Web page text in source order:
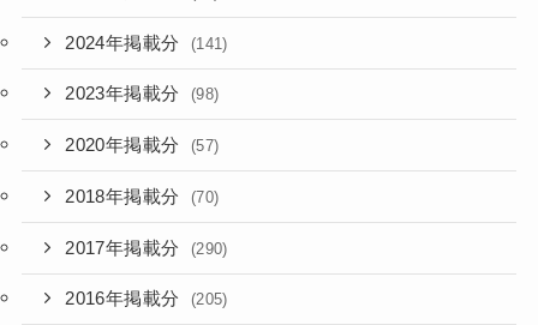
2024年掲載分 (141)
2023年掲載分 (98)
2020年掲載分 (57)
2018年掲載分 (70)
2017年掲載分 (290)
2016年掲載分 (205)